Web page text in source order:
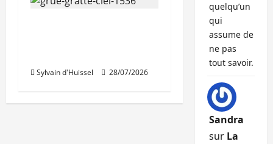
Sylvain d'Huissel 28/07/2026
quelqu’un
qui
assume de
ne pas
tout savoir.
Sandra
sur La